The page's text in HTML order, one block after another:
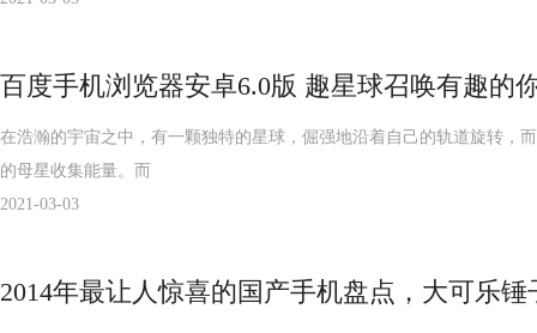
百度手机浏览器安卓6.0版 趣星球召唤有趣的
在浩瀚的宇宙之中，有一颗独特的星球，倔强地沿着自己的轨道旋转，
的母星收集能量。而
2021-03-03
2014年最让人惊喜的国产手机盘点，大可乐